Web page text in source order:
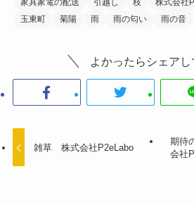
玉東町
菊陽 雨 雨の匂い 雨の音
よかったらシェアし
雑草 株式会社P2eLabo
期待
会社